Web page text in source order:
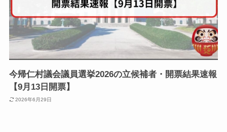
今帰仁村議会議員選挙2026の立候補者・開票結果速報
【9月13日開票】
2026年6月29日